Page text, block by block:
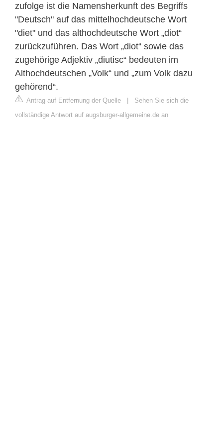
zufolge ist die Namensherkunft des Begriffs
"Deutsch" auf das mittelhochdeutsche Wort
"diet" und das althochdeutsche Wort „diot“
zurückzuführen. Das Wort „diot“ sowie das
zugehörige Adjektiv „diutisc“ bedeuten im
Althochdeutschen „Volk“ und „zum Volk dazu
gehörend“.
Antrag auf Entfernung der Quelle | Sehen Sie sich die
vollständige Antwort auf augsburger-allgemeine.de an